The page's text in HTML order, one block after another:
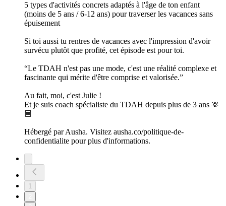
5 types d'activités concrets adaptés à l'âge de ton enfant
(moins de 5 ans / 6-12 ans) pour traverser les vacances sans
épuisement
Si toi aussi tu rentres de vacances avec l'impression d'avoir
survécu plutôt que profité, cet épisode est pour toi.
“Le TDAH n'est pas une mode, c'est une réalité complexe et
fascinante qui mérite d'être comprise et valorisée.”
Au fait, moi, c'est Julie !
Et je suis coach spécialiste du TDAH depuis plus de 3 ans 🫶
🏼
Hébergé par Ausha. Visitez ausha.co/politique-de-
confidentialite pour plus d'informations.
1